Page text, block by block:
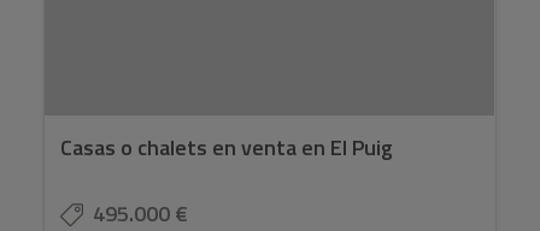
Casas o chalets en venta en El Puig
495.000 €